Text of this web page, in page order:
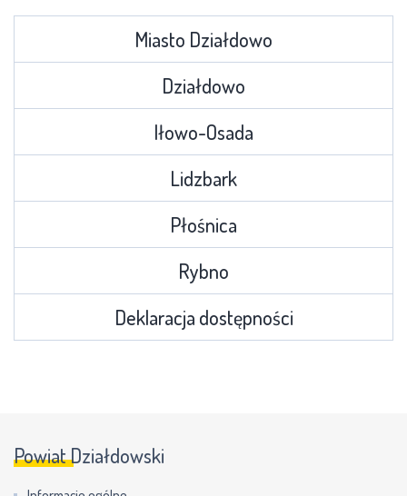
Miasto Działdowo
Działdowo
Iłowo-Osada
Lidzbark
Płośnica
Rybno
Deklaracja dostępności
Powiat Działdowski